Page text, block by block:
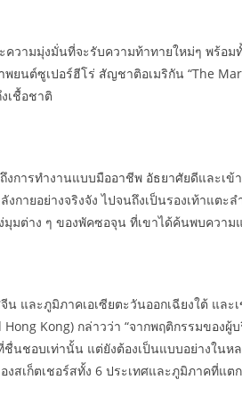
วามมุ่งมั่นที่จะรับความท้าทายใหม่ๆ พร้อ
นต์ซูเปอร์ฮีโร่ สัญชาติอเมริกัน “The
เชื้อชาติ
การทำงานแบบมืออาชีพ อัธยาศัยดีและ
กายอย่างจริงจัง ไปจนถึงเป็นรองเท้าแต
มต่าง ๆ ของพัคซอจุน ที่เขาได้ค้นพบควา
และภูมิภาคเอเซียตะวันออกเฉียงใต้ และ
Hong Kong) กล่าวว่า “จากพฤติกรรมข
ชอบเท่านั้น แต่ยังต้องเป็นแบบอย่างในห
สเก็ตเชอร์สทั้ง 6 ประเทศและภูมิภาคที่แ